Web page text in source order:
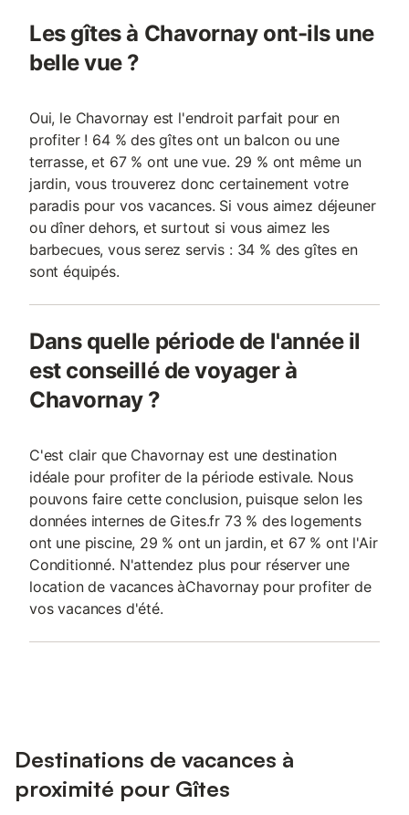
Les gîtes à Chavornay ont-ils une
belle vue ?
Oui, le Chavornay est l'endroit parfait pour en
profiter ! 64 % des gîtes ont un balcon ou une
terrasse, et 67 % ont une vue. 29 % ont même un
jardin, vous trouverez donc certainement votre
paradis pour vos vacances. Si vous aimez déjeuner
ou dîner dehors, et surtout si vous aimez les
barbecues, vous serez servis : 34 % des gîtes en
sont équipés.
Dans quelle période de l'année il
est conseillé de voyager à
Chavornay ?
C'est clair que Chavornay est une destination
idéale pour profiter de la période estivale. Nous
pouvons faire cette conclusion, puisque selon les
données internes de Gites.fr 73 % des logements
ont une piscine, 29 % ont un jardin, et 67 % ont l'Air
Conditionné. N'attendez plus pour réserver une
location de vacances àChavornay pour profiter de
vos vacances d'été.
Destinations de vacances à
proximité pour Gîtes